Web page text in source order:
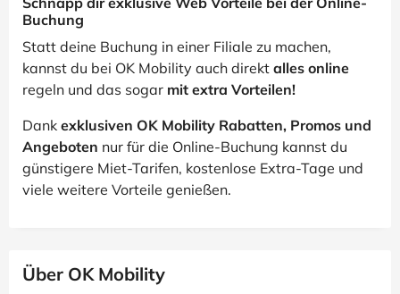
Buchung
Statt deine Buchung in einer Filiale zu machen,
kannst du bei OK Mobility auch direkt alles online
regeln und das sogar mit extra Vorteilen!
Dank exklusiven OK Mobility Rabatten, Promos und
Angeboten nur für die Online-Buchung kannst du
günstigere Miet-Tarifen, kostenlose Extra-Tage und
viele weitere Vorteile genießen.
Über OK Mobility